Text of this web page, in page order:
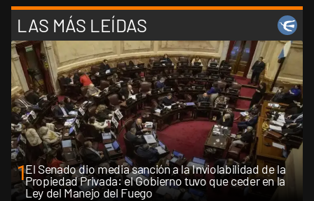
LAS MÁS LEÍDAS
1El Senado dio media sanción a la Inviolabilidad de la
Propiedad Privada: el Gobierno tuvo que ceder en la
Ley del Manejo del Fuego